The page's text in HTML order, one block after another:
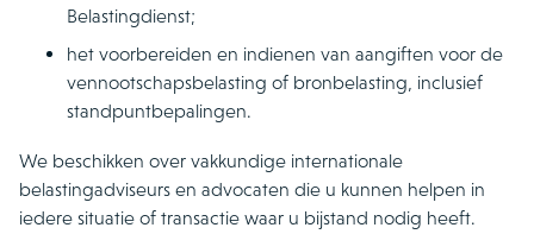
Belastingdienst;
het voorbereiden en indienen van aangiften voor de
vennootschapsbelasting of bronbelasting, inclusief
standpuntbepalingen.
We beschikken over vakkundige internationale
belastingadviseurs en advocaten die u kunnen helpen in
iedere situatie of transactie waar u bijstand nodig heeft.